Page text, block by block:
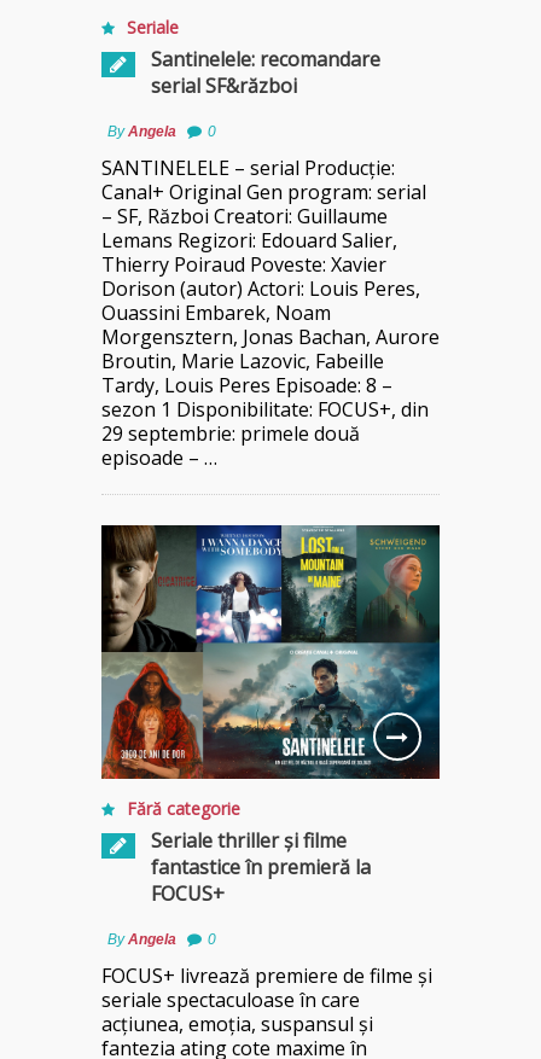
Seriale
Santinelele: recomandare
serial SF&război
ByAngela 0
SANTINELELE – serial Producție:
Canal+ Original Gen program: serial
– SF, Război Creatori: Guillaume
Lemans Regizori: Edouard Salier,
Thierry Poiraud Poveste: Xavier
Dorison (autor) Actori: Louis Peres,
Ouassini Embarek, Noam
Morgensztern, Jonas Bachan, Aurore
Broutin, Marie Lazovic, Fabeille
Tardy, Louis Peres Episoade: 8 –
sezon 1 Disponibilitate: FOCUS+, din
29 septembrie: primele două
episoade – …
Fără categorie
Seriale thriller și filme
fantastice în premieră la
FOCUS+
ByAngela 0
FOCUS+ livrează premiere de filme și
seriale spectaculoase în care
acțiunea, emoția, suspansul și
fantezia ating cote maxime în